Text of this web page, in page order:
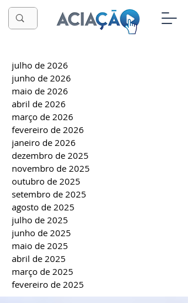
julho de 2026
junho de 2026
maio de 2026
abril de 2026
março de 2026
fevereiro de 2026
janeiro de 2026
dezembro de 2025
novembro de 2025
outubro de 2025
setembro de 2025
agosto de 2025
julho de 2025
junho de 2025
maio de 2025
abril de 2025
março de 2025
fevereiro de 2025